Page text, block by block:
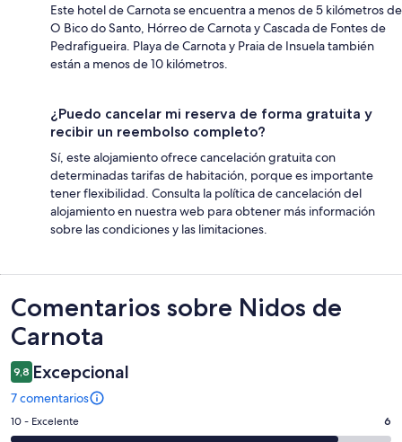
Este hotel de Carnota se encuentra a menos de 5 kilómetros de
O Bico do Santo, Hórreo de Carnota y Cascada de Fontes de
Pedrafigueira. Playa de Carnota y Praia de Insuela también
están a menos de 10 kilómetros.
¿Puedo cancelar mi reserva de forma gratuita y
recibir un reembolso completo?
Sí, este alojamiento ofrece cancelación gratuita con
determinadas tarifas de habitación, porque es importante
tener flexibilidad. Consulta la política de cancelación del
alojamiento en nuestra web para obtener más información
sobre las condiciones y las limitaciones.
Comentarios
Comentarios sobre Nidos de
Carnota
9,8 Excepcional
7 comentarios
6
10 - Excelente 6